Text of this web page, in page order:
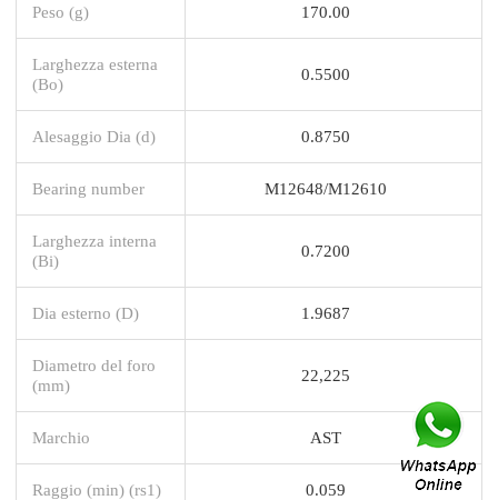
Peso (g) 170.00
Larghezza esterna
(Bo)
0.5500
Alesaggio Dia (d) 0.8750
Bearing number M12648/M12610
Larghezza interna
(Bi)
0.7200
Dia esterno (D) 1.9687
Diametro del foro
(mm)
22,225
Marchio AST
Raggio (min) (rs1) 0.059